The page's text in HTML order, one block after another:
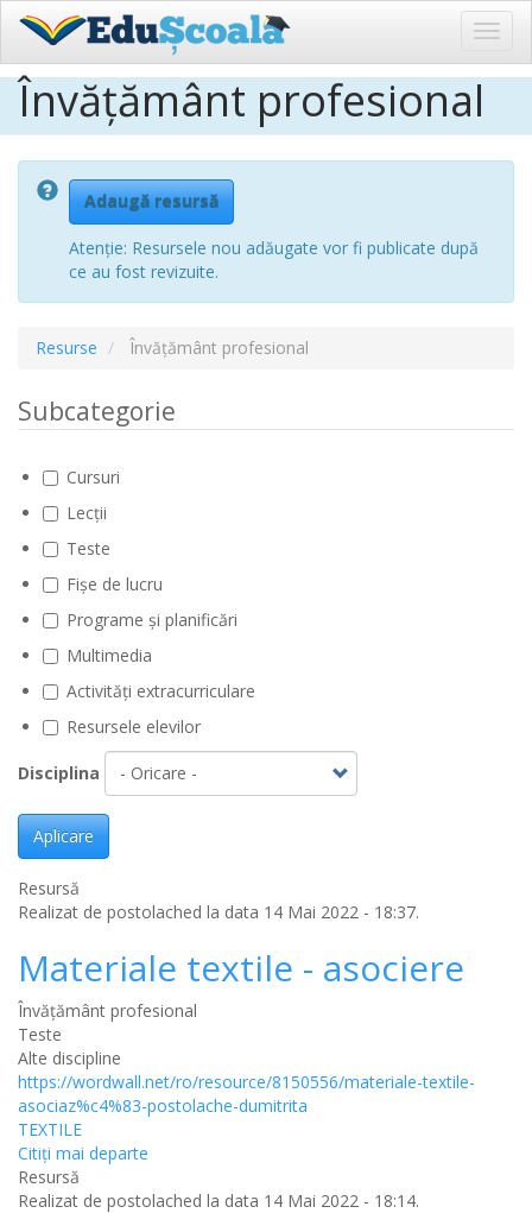
Sari
conținutul
principal
Învățământ profesional
Adaugă resursă
Atenție: Resursele nou adăugate vor fi publicate după
ce au fost revizuite.
Resurse Învățământ profesional
Subcategorie
Cursuri
Lecții
Teste
Fișe de lucru
Programe și planificări
Multimedia
Activități extracurriculare
Resursele elevilor
Disciplina
Aplicare
Resursă
Realizat de postolached la data 14 Mai 2022 - 18:37.
Materiale textile - asociere
Învățământ profesional
Teste
Alte discipline
https://wordwall.net/ro/resource/8150556/materiale-textile-
asociaz%c4%83-postolache-dumitrita
TEXTILE
Citiţi mai departe
Resursă
Realizat de postolached la data 14 Mai 2022 - 18:14.